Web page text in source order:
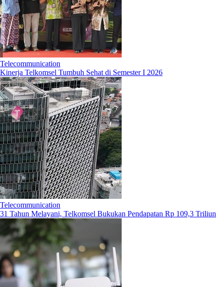
Telecommunication
Kinerja Telkomsel Tumbuh Sehat di Semester I 2026
Telecommunication
31 Tahun Melayani, Telkomsel Bukukan Pendapatan Rp 109,3 Triliun